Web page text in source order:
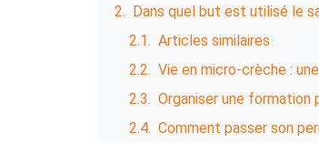
Dans quel but est utilisé le
Articles similaires
Vie en micro-crèche :
Organiser une formation
Comment passer son